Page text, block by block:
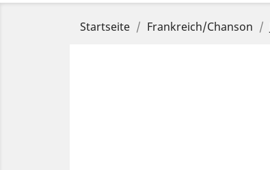
Startseite Frankreich/Chanson